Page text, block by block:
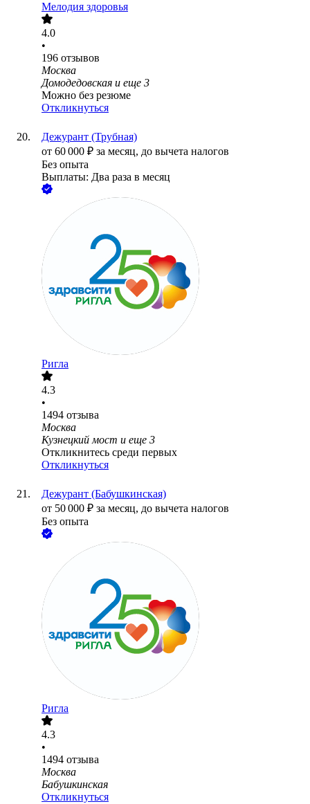
Мелодия здоровья
4.0
•
196 отзывов
Москва
Домодедовская и еще 3
Можно без резюме
Откликнуться
Дежурант (Трубная)
от 60 000 ₽ за месяц, до вычета налогов
Без опыта
Выплаты: Два раза в месяц
Ригла
4.3
•
1494 отзыва
Москва
Кузнецкий мост и еще 3
Откликнитесь среди первых
Откликнуться
Дежурант (Бабушкинская)
от 50 000 ₽ за месяц, до вычета налогов
Без опыта
Ригла
4.3
•
1494 отзыва
Москва
Бабушкинская
Откликнуться